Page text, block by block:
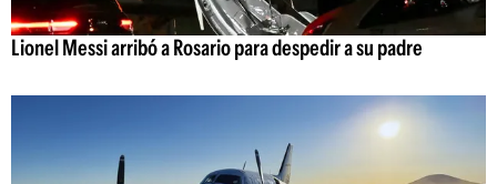
Lionel Messi arribó a Rosario para despedir a su padre